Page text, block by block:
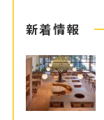
新着情報